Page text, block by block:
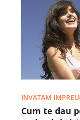
INVATAM
Cum te dau